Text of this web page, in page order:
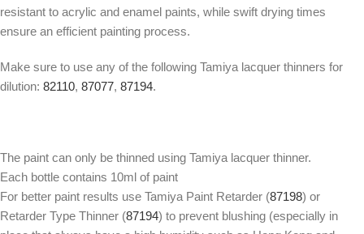
resistant to acrylic and enamel paints, while swift drying times
ensure an efficient painting process.
Make sure to use any of the following Tamiya lacquer thinners for
dilution: 82110, 87077, 87194.
The paint can only be thinned using Tamiya lacquer thinner.
Each bottle contains 10ml of paint
For better paint results use Tamiya Paint Retarder (87198) or
Retarder Type Thinner (87194) to prevent blushing (especially in